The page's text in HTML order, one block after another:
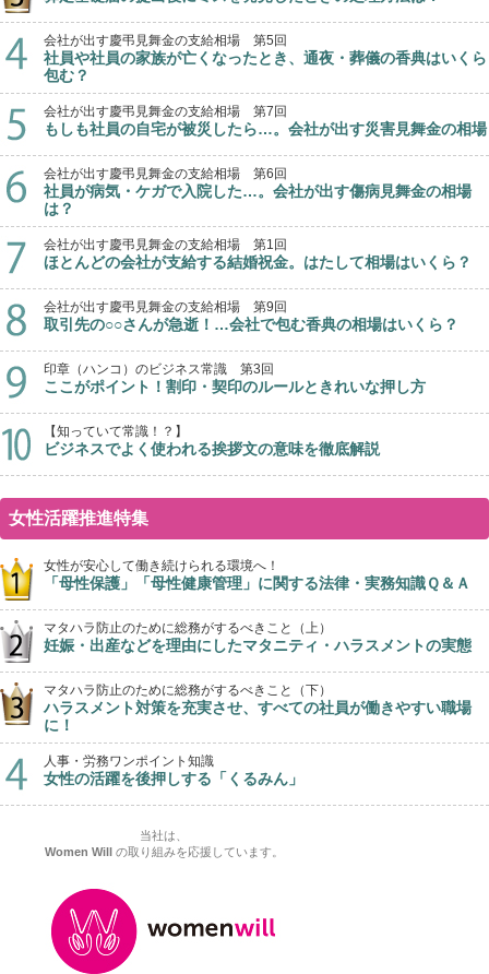
会社が出す慶弔見舞金の支給相場 第5回
社員や社員の家族が亡くなったとき、通夜・葬儀の香典はいくら
包む？
会社が出す慶弔見舞金の支給相場 第7回
もしも社員の自宅が被災したら…。会社が出す災害見舞金の相場
会社が出す慶弔見舞金の支給相場 第6回
社員が病気・ケガで入院した…。会社が出す傷病見舞金の相場
は？
会社が出す慶弔見舞金の支給相場 第1回
ほとんどの会社が支給する結婚祝金。はたして相場はいくら？
会社が出す慶弔見舞金の支給相場 第9回
取引先の○○さんが急逝！…会社で包む香典の相場はいくら？
印章（ハンコ）のビジネス常識 第3回
ここがポイント！割印・契印のルールときれいな押し方
【知っていて常識！？】
ビジネスでよく使われる挨拶文の意味を徹底解説
女性活躍推進特集
女性が安心して働き続けられる環境へ！
「母性保護」「母性健康管理」に関する法律・実務知識Ｑ＆Ａ
マタハラ防止のために総務がするべきこと（上）
妊娠・出産などを理由にしたマタニティ・ハラスメントの実態
マタハラ防止のために総務がするべきこと（下）
ハラスメント対策を充実させ、すべての社員が働きやすい職場
に！
人事・労務ワンポイント知識
女性の活躍を後押しする「くるみん」
当社は、
Women Will
の取り組みを応援しています。